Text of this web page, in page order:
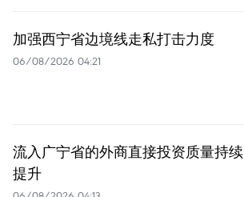
加强西宁省边境线走私打击力度
06/08/2026 04:21
流入广宁省的外商直接投资质量持续
提升